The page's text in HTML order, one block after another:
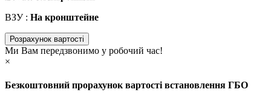
ВЗУ : На кронштейне
Розрахунок вартості
Ми Вам передзвонимо у робочий час!
×
Безкоштовний прорахунок вартості встановлення ГБО